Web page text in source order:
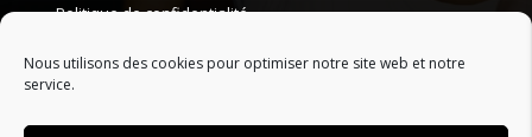
Nous utilisons des cookies pour optimiser notre site web et notre
service.
Politique de confidentialité
Plan de site